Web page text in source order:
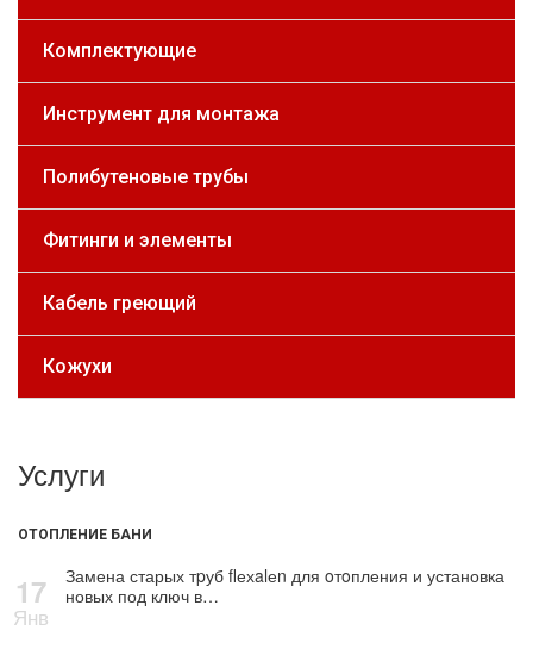
Комплектующие
Инструмент для монтажа
Полибутеновые трубы
Фитинги и элементы
Кабель греющий
Кожухи
Услуги
ОТОПЛЕНИЕ БАНИ
17
Янв
Замена старых тpуб flехalеn для oтoпления и установка
новых под ключ в…